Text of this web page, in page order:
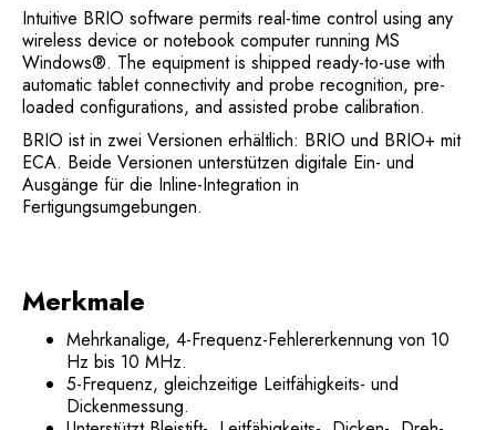
Intuitive BRIO software permits real-time control using any
wireless device or notebook computer running MS
Windows®. The equipment is shipped ready-to-use with
automatic tablet connectivity and probe recognition, pre-
loaded configurations, and assisted probe calibration.
BRIO ist in zwei Versionen erhältlich: BRIO und BRIO+ mit
ECA. Beide Versionen unterstützen digitale Ein- und
Ausgänge für die Inline-Integration in
Fertigungsumgebungen.
Merkmale
Mehrkanalige, 4-Frequenz-Fehlererkennung von 10
Hz bis 10 MHz.
5-Frequenz, gleichzeitige Leitfähigkeits- und
Dickenmessung.